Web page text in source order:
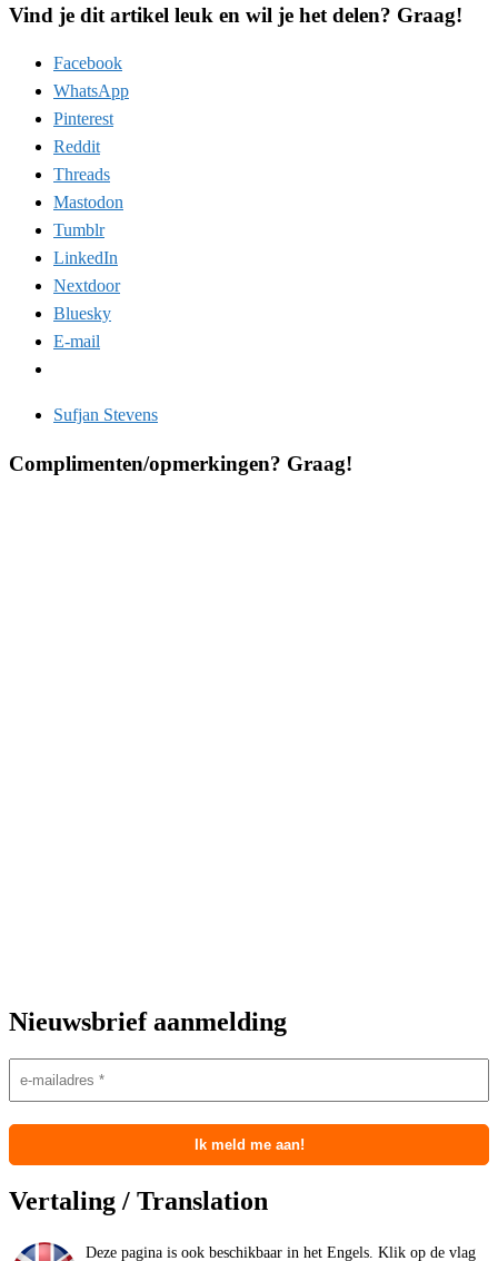
Vind je dit artikel leuk en wil je het delen? Graag!
Facebook
WhatsApp
Pinterest
Reddit
Threads
Mastodon
Tumblr
LinkedIn
Nextdoor
Bluesky
E-mail
Sufjan Stevens
Complimenten/opmerkingen? Graag!
Nieuwsbrief aanmelding
Vertaling / Translation
Deze pagina is ook beschikbaar in het Engels. Klik op de vlag